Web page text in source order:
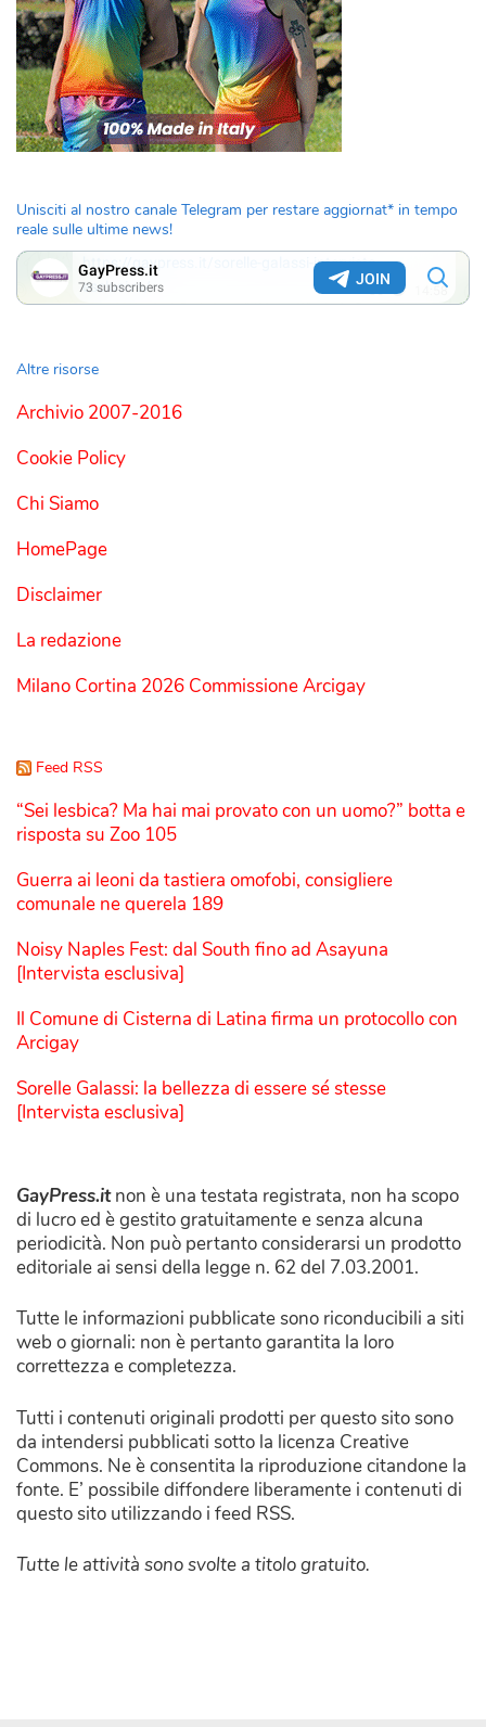
Unisciti al nostro canale Telegram per restare aggiornat* in tempo
reale sulle ultime news!
Altre risorse
Archivio 2007-2016
Cookie Policy
Chi Siamo
HomePage
Disclaimer
La redazione
Milano Cortina 2026 Commissione Arcigay
Feed RSS
“Sei lesbica? Ma hai mai provato con un uomo?” botta e
risposta su Zoo 105
Guerra ai leoni da tastiera omofobi, consigliere
comunale ne querela 189
Noisy Naples Fest: dal South fino ad Asayuna
[Intervista esclusiva]
Il Comune di Cisterna di Latina firma un protocollo con
Arcigay
Sorelle Galassi: la bellezza di essere sé stesse
[Intervista esclusiva]
GayPress.itnon è una testata registrata, non ha scopo
di lucro ed è gestito gratuitamente e senza alcuna
periodicità. Non può pertanto considerarsi un prodotto
editoriale ai sensi della legge n. 62 del 7.03.2001.
Tutte le informazioni pubblicate sono riconducibili a siti
web o giornali: non è pertanto garantita la loro
correttezza e completezza.
Tutti i contenuti originali prodotti per questo sito sono
da intendersi pubblicati sotto la licenza Creative
Commons. Ne è consentita la riproduzione citandone la
fonte. E’ possibile diffondere liberamente i contenuti di
questo sito utilizzando i feed RSS.
Tutte le attività sono svolte a titolo gratuito.